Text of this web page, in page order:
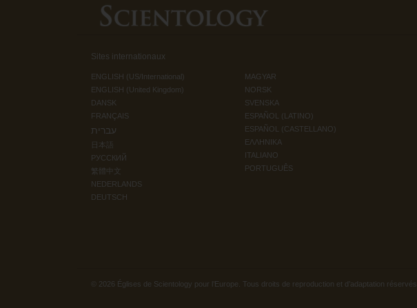
Sites internationaux
ENGLISH (US/International)
ENGLISH (United Kingdom)
DANSK
FRANÇAIS
עברית
日本語
РУССКИЙ
繁體中文
NEDERLANDS
DEUTSCH
MAGYAR
NORSK
SVENSKA
ESPAÑOL (LATINO)
ESPAÑOL (CASTELLANO)
ΕΛΛΗΝΙΚA
ITALIANO
PORTUGUÊS
© 2026 Églises de Scientology pour l’Europe. Tous droits de reproduction et d’adaptation réservés.